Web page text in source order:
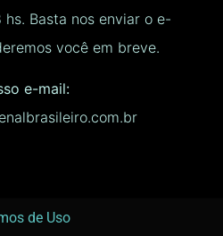
hs. Basta nos enviar o e-
você em breve.
e-mail:
de Uso